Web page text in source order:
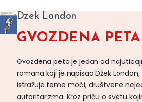
Dzek London
GVOZDENA PETA
Gvozdena peta je jedan od
romana koji je napisao Džek
istražuje teme moći, društvene
autoritarizma. Kroz priču o svetu